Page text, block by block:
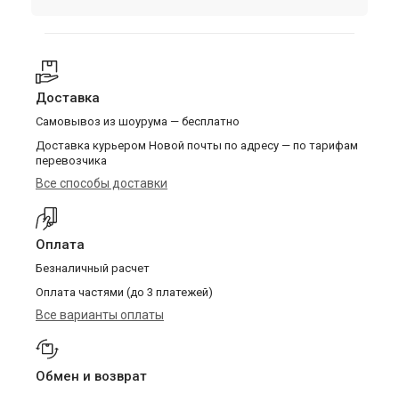
Доставка
Самовывоз из шоурума — бесплатно
Доставка курьером Новой почты по адресу — по тарифам
перевозчика
Все способы доставки
Оплата
Безналичный расчет
Оплата частями (до 3 платежей)
Все варианты оплаты
Обмен и возврат